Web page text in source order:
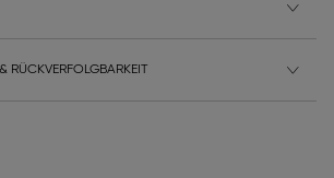
RÜCKVERFOLGBARKEIT